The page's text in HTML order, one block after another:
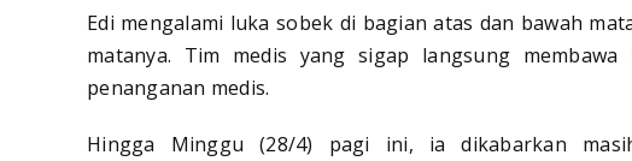
Edi mengalami luka sobek di bagian atas dan bawah
matanya. Tim medis yang sigap langsung
penanganan medis.
Hingga Minggu (28/4) pagi ini, ia dikabarkan